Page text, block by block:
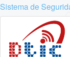
Sistema de